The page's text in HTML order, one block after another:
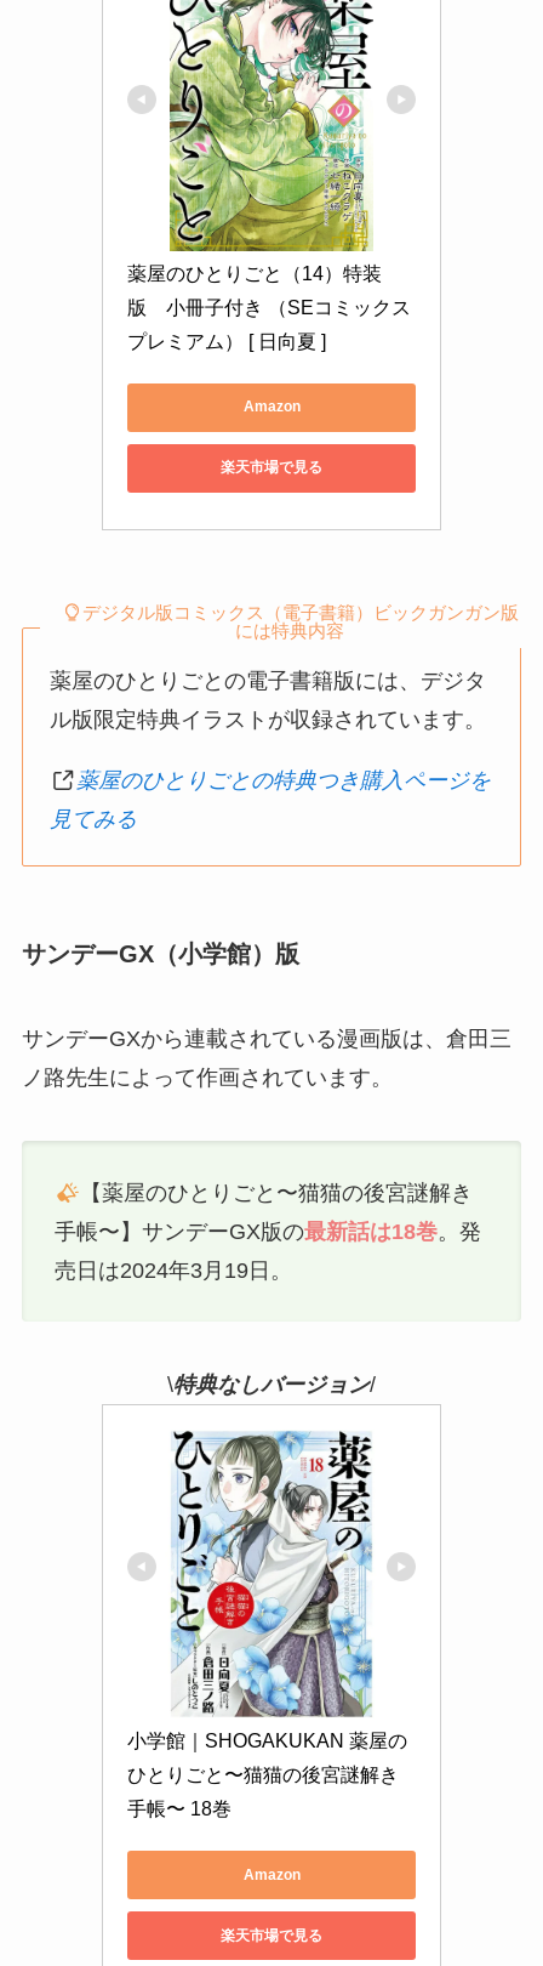
薬屋のひとりごと（14）特装
版　小冊子付き （SEコミックス
プレミアム） [ 日向夏 ]
Amazon
楽天市場で見る
デジタル版コミックス（電子書籍）ビックガンガン版
には特典内容
薬屋のひとりごとの電子書籍版には、デジタ
ル版限定特典イラストが収録されています。
薬屋のひとりごとの特典つき購入ページを
見てみる
サンデーGX（小学館）版
サンデーGXから連載されている漫画版は、倉田三
ノ路先生によって作画されています。
【薬屋のひとりごと〜猫猫の後宮謎解き
手帳〜】サンデーGX版の最新話は18巻。発
売日は2024年3月19日。
\特典なしバージョン/
小学館｜SHOGAKUKAN 薬屋の
ひとりごと〜猫猫の後宮謎解き
手帳〜 18巻
Amazon
楽天市場で見る